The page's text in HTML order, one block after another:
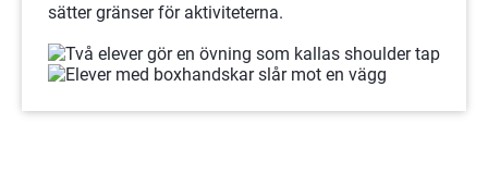
sätter gränser för aktiviteterna.